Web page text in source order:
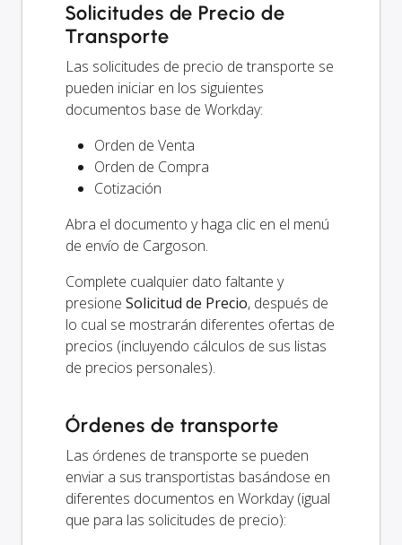
Solicitudes de Precio de
Transporte
Las solicitudes de precio de transporte se
pueden iniciar en los siguientes
documentos base de Workday:
Orden de Venta
Orden de Compra
Cotización
Abra el documento y haga clic en el menú
de envío de Cargoson.
Complete cualquier dato faltante y
presione Solicitud de Precio, después de
lo cual se mostrarán diferentes ofertas de
precios (incluyendo cálculos de sus listas
de precios personales).
Órdenes de transporte
Las órdenes de transporte se pueden
enviar a sus transportistas basándose en
diferentes documentos en Workday (igual
que para las solicitudes de precio):